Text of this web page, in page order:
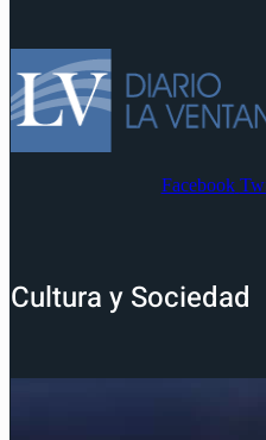
Facebook
Cultura y Sociedad